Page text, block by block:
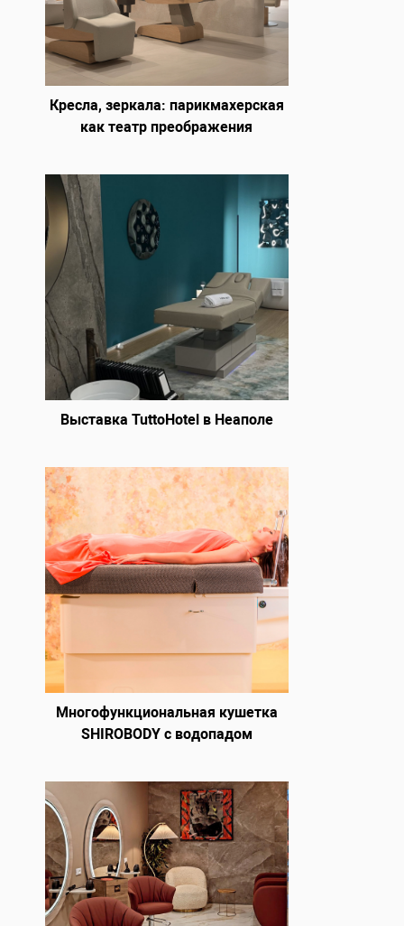
Кресла, зеркала: парикмахерская
как театр преображения
Выставка TuttoHotel в Неаполе
Многофункциональная кушетка
SHIROBODY с водопадом